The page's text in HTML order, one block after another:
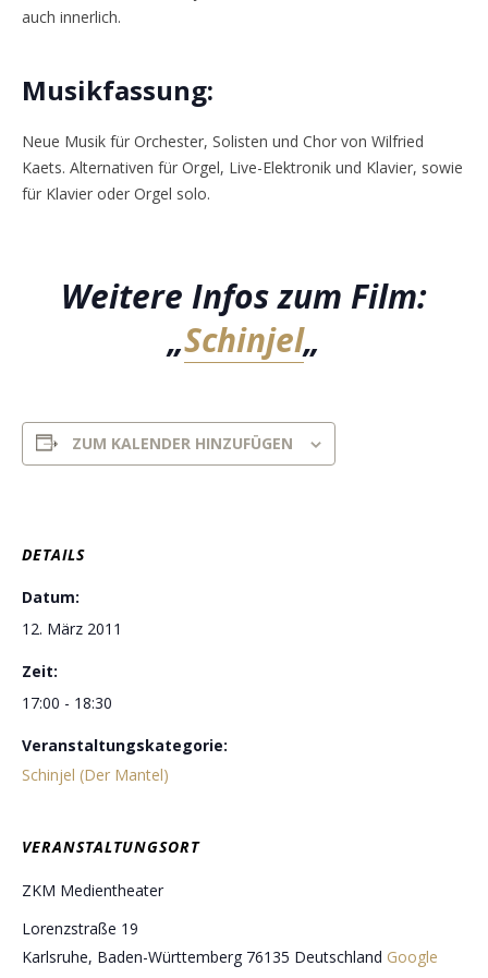
auch innerlich.
Musikfassung:
Neue Musik für Orchester, Solisten und Chor von Wilfried
Kaets. Alternativen für Orgel, Live-Elektronik und Klavier, sowie
für Klavier oder Orgel solo.
Weitere Infos zum Film:
„Schinjel„
ZUM KALENDER HINZUFÜGEN
DETAILS
Datum:
12. März 2011
Zeit:
17:00 - 18:30
Veranstaltungskategorie:
Schinjel (Der Mantel)
VERANSTALTUNGSORT
ZKM Medientheater
Lorenzstraße 19
Karlsruhe, Baden-Württemberg 76135 Deutschland Google